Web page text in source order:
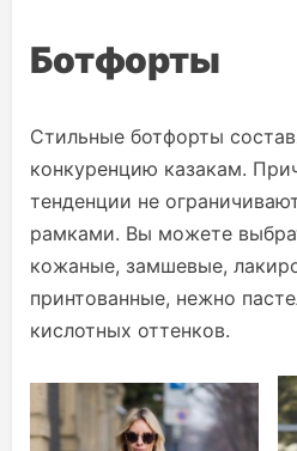
Ботфорты
Стильные ботфорты
конкуренцию казакам.
тенденции не
рамками. Вы можете
кожаные, замшевые,
принтованные, нежно
кислотных оттенков.